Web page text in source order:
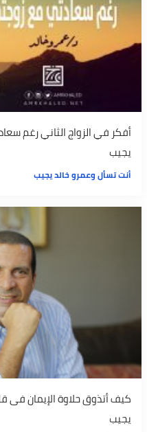
أفكر في الزواج الثاني رغم
يجيب
أنت تسأل وعمرو خالد يجيب
كيف أتذوق حلاوة الإيمان فى
يجيب